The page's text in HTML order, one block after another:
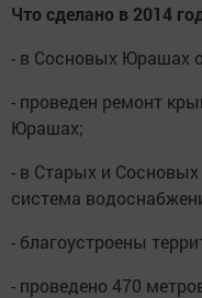
Что сделано в 2014
- в Сосновых Юрашах
- проведен ремонт
Юрашах;
- в Старых и
система
- благоустроены
- проведено 470